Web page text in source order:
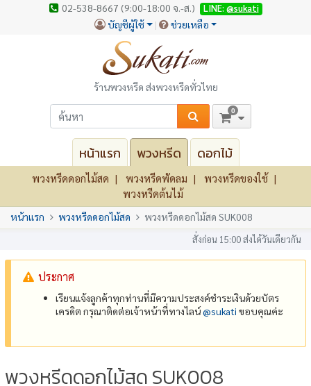
02-538-8667 (9:00-18:00 จ.-ส.) LINE: @sukati
บัญชีผู้ใช้ ช่วยเหลือ
ร้านพวงหรีด ส่งพวงหรีดทั่วไทย
0
หน้าแรก พวงหรีด ดอกไม้
พวงหรีดดอกไม้สด พวงหรีดพัดลม
พวงหรีดของใช้
พวงหรีดต้นไม้
หน้าแรก พวงหรีดดอกไม้สด พวงหรีดดอกไม้สด SUK008
สั่งก่อน 15:00 ส่งได้วันเดียวกัน
ประกาศ
เรียนแจ้งลูกค้าทุกท่านที่มีความประสงค์ชำระเงินด้วยบัตร
เครดิต กรุณาติดต่อเจ้าหน้าที่ทางไลน์@‌sukati ขอบคุณค่ะ
พวงหรีดดอกไม้สด SUK008